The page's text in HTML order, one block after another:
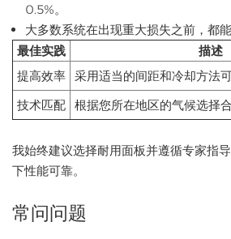
0.5%。
大多数系统在出现重大损失之前，都
最佳实践
描述
提高效率 采用适当的间距和冷却方法
技术匹配 根据您所在地区的气候选择
我始终建议选择耐用面板并遵循专家指
下性能可靠。
常问问题